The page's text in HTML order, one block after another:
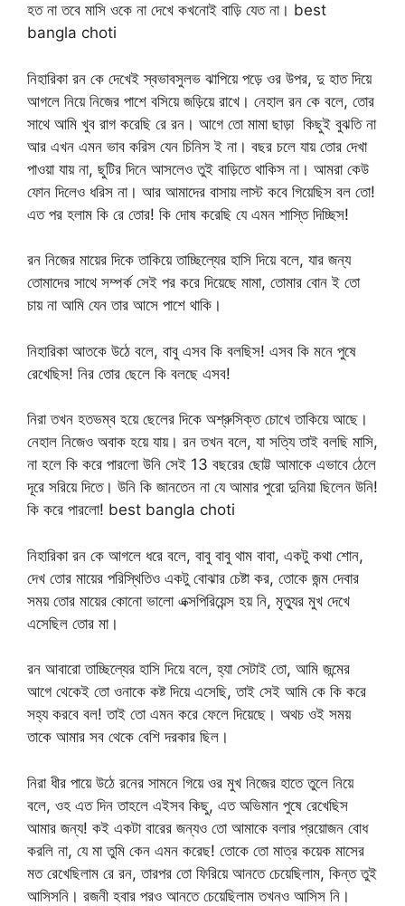
হত না তবে মাসি ওকে না দেখে কখনোই বাড়ি যেত না। best
bangla choti
নিহারিকা রন কে দেখেই স্বভাবসুলভ ঝাপিয়ে পড়ে ওর উপর, দু হাত দিয়ে
আগলে নিয়ে নিজের পাশে বসিয়ে জড়িয়ে রাখে। নেহাল রন কে বলে, তোর
সাথে আমি খুব রাগ করেছি রে রন। আগে তো মামা ছাড়া কিছুই বুঝতি না
আর এখন এমন ভাব করিস যেন চিনিস ই না। বছর চলে যায় তোর দেখা
পাওয়া যায় না, ছুটির দিনে আসলেও তুই বাড়িতে থাকিস না। আমরা কেউ
ফোন দিলেও ধরিস না। আর আমাদের বাসায় লাস্ট কবে গিয়েছিস বল তো!
এত পর হলাম কি রে তোর! কি দোষ করেছি যে এমন শাস্তি দিচ্ছিস!
রন নিজের মায়ের দিকে তাকিয়ে তাচ্ছিল্যের হাসি দিয়ে বলে, যার জন্য
তোমাদের সাথে সম্পর্ক সেই পর করে দিয়েছে মামা, তোমার বোন ই তো
চায় না আমি যেন তার আসে পাশে থাকি।
নিহারিকা আতকে উঠে বলে, বাবু এসব কি বলছিস! এসব কি মনে পুষে
রেখেছিস! নির তোর ছেলে কি বলছে এসব!
নিরা তখন হতভম্ব হয়ে ছেলের দিকে অশ্রুসিক্ত চোখে তাকিয়ে আছে।
নেহাল নিজেও অবাক হয়ে যায়। রন তখন বলে, যা সত্যি তাই বলছি মাসি,
না হলে কি করে পারলো উনি সেই 13 বছরের ছোট্ট আমাকে এভাবে ঠেলে
দূরে সরিয়ে দিতে। উনি কি জানতেন না যে আমার পুরো দুনিয়া ছিলেন উনি!
কি করে পারলো! best bangla choti
নিহারিকা রন কে আগলে ধরে বলে, বাবু বাবু থাম বাবা, একটু কথা শোন,
দেখ তোর মায়ের পরিস্থিতিও একটু বোঝার চেষ্টা কর, তোকে জন্ম দেবার
সময় তোর মায়ের কোনো ভালো এক্সপিরিয়েন্স হয় নি, মৃত্যুর মুখ দেখে
এসেছিল তোর মা।
রন আবারো তাচ্ছিল্যের হাসি দিয়ে বলে, হ্যা সেটাই তো, আমি জন্মের
আগে থেকেই তো ওনাকে কষ্ট দিয়ে এসেছি, তাই সেই আমি কে কি করে
সহ্য করবে বল! তাই তো এমন করে ফেলে দিয়েছে। অথচ ওই সময়
তাকে আমার সব থেকে বেশি দরকার ছিল।
নিরা ধীর পায়ে উঠে রনের সামনে গিয়ে ওর মুখ নিজের হাতে তুলে নিয়ে
বলে, ওহ এত দিন তাহলে এইসব কিছু, এত অভিমান পুষে রেখেছিস
আমার জন্য! কই একটা বারের জন্যও তো আমাকে বলার প্রয়োজন বোধ
করলি না, যে মা তুমি কেন এমন করেছ! তোকে তো মাত্র কয়েক মাসের
মত রেখেছিলাম রে রন, তারপর তো ফিরিয়ে আনতে চেয়েছিলাম, কিন্ত তুই
আসিসনি। রজনী হবার পরও আনতে চেয়েছিলাম তখনও আসিস নি।